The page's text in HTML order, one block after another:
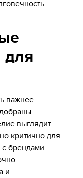
для
важнее
выглядит
критично для
брендами.
и